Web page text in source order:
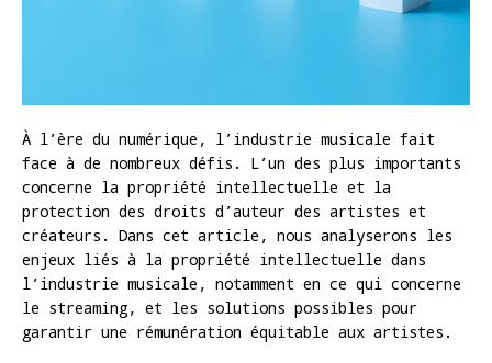
À l’ère du numérique, l’industrie musicale fait
face à de nombreux défis. L’un des plus importants
concerne la propriété intellectuelle et la
protection des droits d’auteur des artistes et
créateurs. Dans cet article, nous analyserons les
enjeux liés à la propriété intellectuelle dans
l’industrie musicale, notamment en ce qui concerne
le streaming, et les solutions possibles pour
garantir une rémunération équitable aux artistes.